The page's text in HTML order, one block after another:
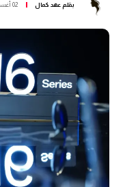
بقلم عهد كمال 02 أغسطس 2026